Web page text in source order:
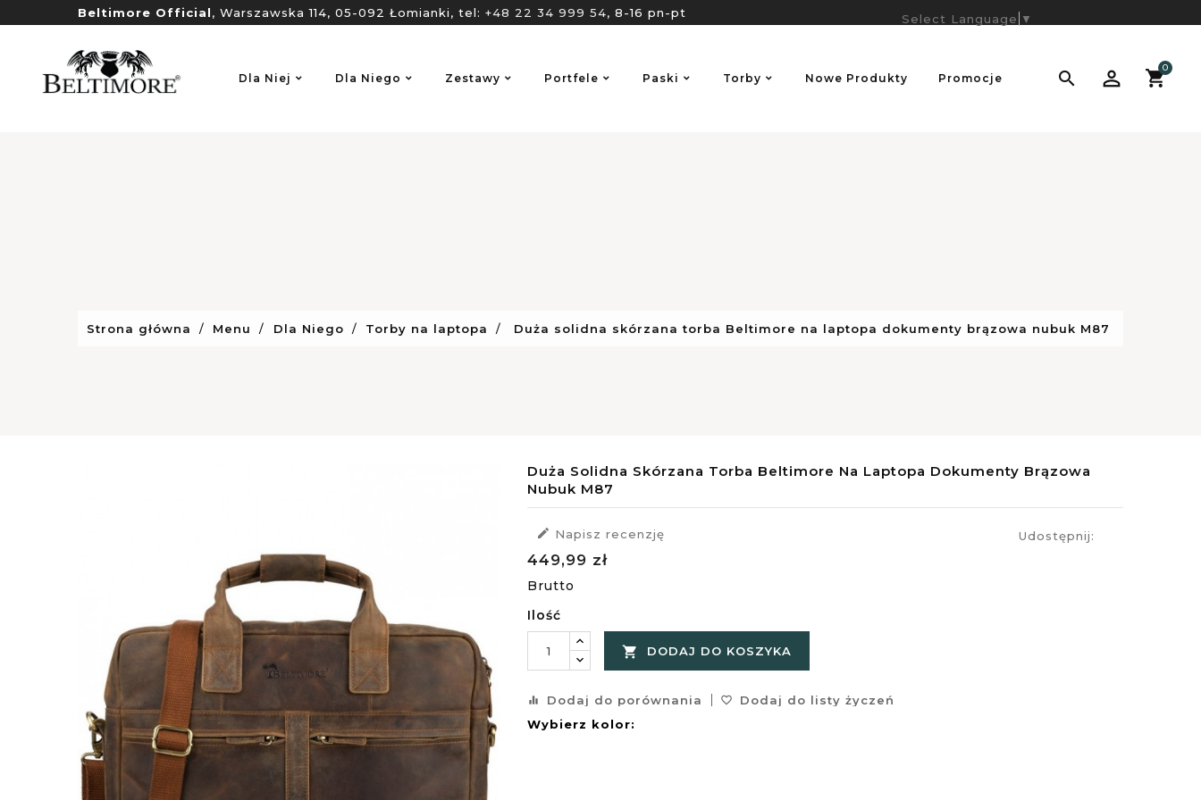
Beltimore Official, Warszawska 114, 05-092 Łomianki, tel: +48 22 34 999 54, 8-16 pn-pt
0

Dla Niej Dla Niego Zestawy Portfele Paski Torby Nowe Produkty Promocje
Select Language ▼
Strona główna Menu Dla Niego Torby na laptopa Duża solidna skórzana torba Beltimore na laptopa dokumenty brązowa nubuk M87
Duża Solidna Skórzana Torba Beltimore Na Laptopa Dokumenty Brązowa
Nubuk M87
 Napisz recenzję Udostępnij:
449,99 zł
Brutto
Ilość
 DODAJ DO KOSZYKA
equalizer Dodaj do porównania favorite_border
Dodaj do listy życzeń
Wybierz kolor: